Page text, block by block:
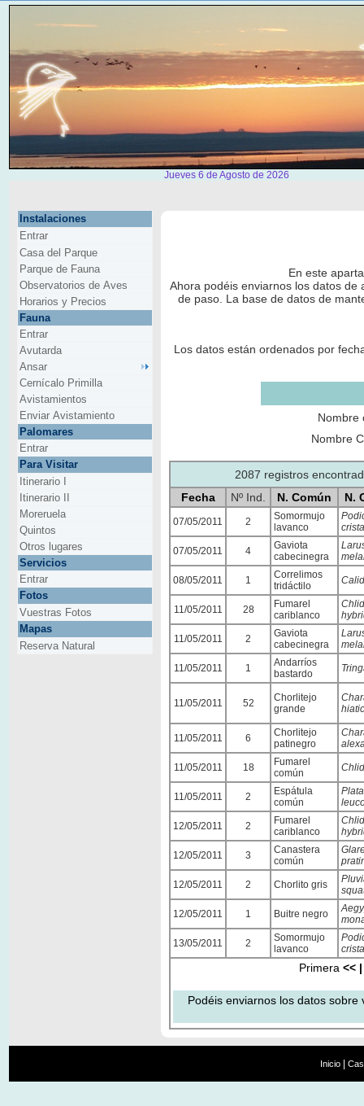
Jueves 6 de Agosto de 2026
Instalaciones
Entrar
Casa del Parque
Parque de Fauna
Observatorios de Aves
Horarios y Precios
Fauna
Entrar
Avutarda
Ansar
Cernícalo Primilla
Avistamientos
Enviar Avistamiento
Palomares
Entrar
Para Visitar
Itinerario I
Itinerario II
Moreruela
Quintos
Otros lugares
Servicios
Entrar
Fotos
Vuestras Fotos
Mapas
Reserva Natural
En este
Ahora podéis enviarnos los datos
de paso. La base de datos de
Los datos están ordenados por
Nombre
Nombre
2087 registros
Fecha
Nº Ind. N. Común N.
07/05/2011 2
Somormujo
lavanco
07/05/2011 4
Gaviota
cabecinegra
08/05/2011 1
Correlimos
tridáctilo
11/05/2011 28
Fumarel
cariblanco
11/05/2011 2
Gaviota
cabecinegra
11/05/2011 1
Andarríos
bastardo
11/05/2011 52
Chorlitejo
grande
11/05/2011 6
Chorlitejo
patinegro
11/05/2011 18
Fumarel
común
11/05/2011 2
Espátula
común
12/05/2011 2
Fumarel
cariblanco
12/05/2011 3
Canastera
común
12/05/2011 2 Chorlito gris
12/05/2011 1 Buitre negro
13/05/2011 2
Somormujo
lavanco
Primera << |
Podéis enviarnos los datos
Inicio|